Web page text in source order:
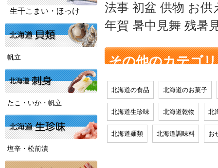
法事 初盆 供物 お供
年賀 暑中見舞 残暑
その他のカテゴリ
北海道の食品 北海道のお菓子
北海道生珍味 北海道乾物 北
北海道麺類 北海道調味料 お
生干こまい・ほっけ
帆立
たこ・いか・帆立
塩辛・松前漬